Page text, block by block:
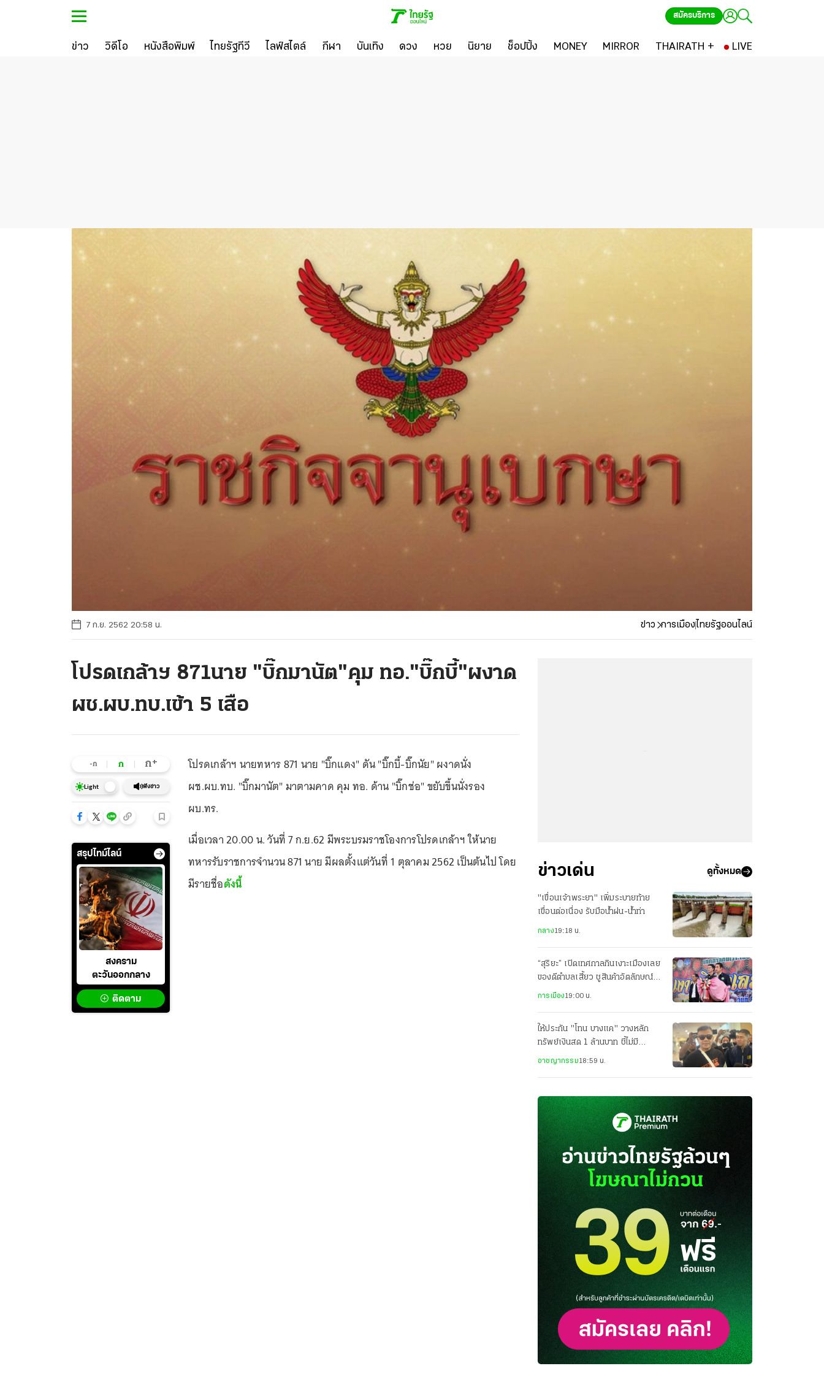
สมัครบริการ
ข่าว วิดีโอ หนังสือพิมพ์ ไทยรัฐทีวี ไลฟ์สไตล์ กีฬา บันเทิง ดวง หวย นิยาย ช็อปปิ้ง MONEY MIRROR THAIRATH + LIVE
7 ก.ย. 2562 20:58 น. ข่าว การเมืองไทยรัฐออนไลน์
โปรดเกล้าฯ 871นาย "บิ๊กมานัต"คุม ทอ."บิ๊กบี้"ผงาด
ผช.ผบ.ทบ.เข้า 5 เสือ
-ก ก ก+
Light ฟังข่าว
สรุปไทม์ไลน์
สงคราม
ตะวันออกกลาง
ติดตาม
โปรดเกล้าฯ นายทหาร 871 นาย "บิ๊กแดง" ดัน "บิ๊กบี้-บิ๊กนัย" ผงาดนั่ง
ผช.ผบ.ทบ. "บิ๊กมานัต" มาตามคาด คุม ทอ. ด้าน "บิ๊กช่อ" ขยับขึ้นนั่งรอง
ผบ.ทร.
เมื่อเวลา 20.00 น. วันที่ 7 ก.ย.62 มีพระบรมราชโองการโปรดเกล้าฯ ให้นาย
ทหารรับราชการจำนวน 871 นาย มีผลตั้งแต่วันที่ 1 ตุลาคม 2562 เป็นต้นไป โดย
มีรายชื่อดังนี้
ข่าวเด่น ดูทั้งหมด
"เขื่อนเจ้าพระยา" เพิ่มระบายท้าย
เขื่อนต่อเนื่อง รับมือน้ำฝน-น้ำท่า
กลาง19:18 น.
“สุริยะ” เปิดเทศกาลกินเงาะเมืองเลย
ของดีตำบลเสี้ยว ชูสินค้าอัตลักษณ์
ท้องถิ่น
การเมือง19:00 น.
ให้ประกัน "โทน บางแค" วางหลัก
ทรัพย์เงินสด 1 ล้านบาท ชี้ไม่มี
อาชญากรรม18:59 น.